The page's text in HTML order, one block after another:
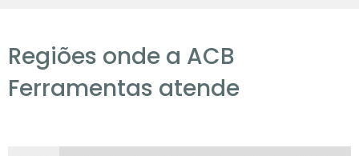
Outra característica importante é a presença
de proteções contra sobrecarga, curto-
circuito e inversão de polaridade, que evitam
essas proteções são mais confiáveis e
Regiões onde a ACB
Ferramentas atende